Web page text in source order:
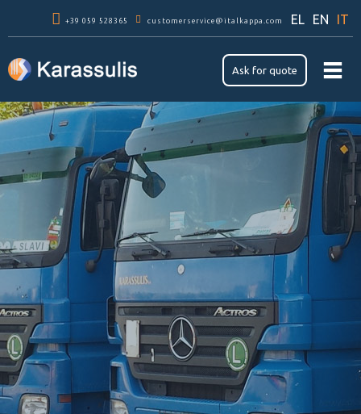
main
content
+39 059 528365 customerservice@italkappa.com EL EN IT
Ask for quote